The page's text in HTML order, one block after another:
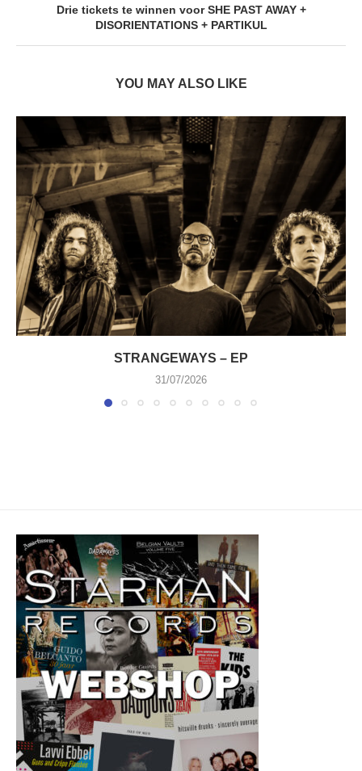
Drie tickets te winnen voor SHE PAST AWAY +
DISORIENTATIONS + PARTIKUL
YOU MAY ALSO LIKE
STRANGEWAYS – EP
31/07/2026